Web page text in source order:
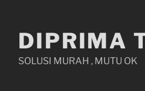
DIPRIMA
SOLUSI MURAH , MUTU OK